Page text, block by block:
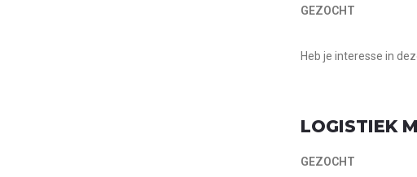
GEZOCHT
Heb je interesse in
LOGISTIEK
GEZOCHT